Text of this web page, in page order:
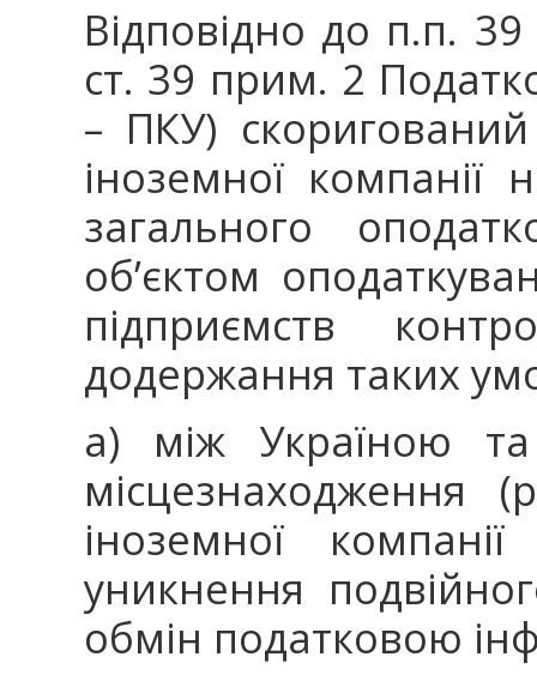
Відповідно до п.п.
ст. 39 прим. 2
– ПКУ)
іноземної
загального
об’єктом
підприємств
додержання таких
а) між Україною
місцезнаходження
іноземної
уникнення
обмін податковою